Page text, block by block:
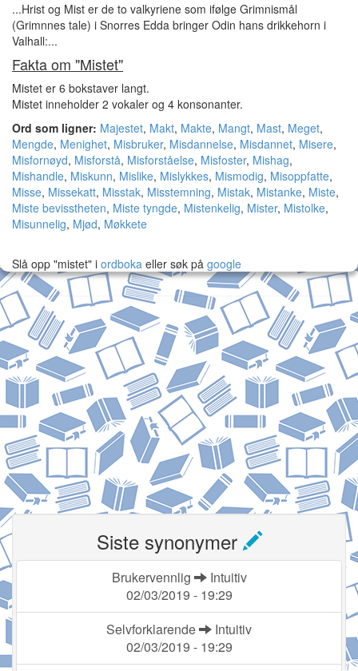
...Hrist og Mist er de to valkyriene som ifølge Grimnismål
(Grimnnes tale) i Snorres Edda bringer Odin hans drikkehorn i
Valhall:...
Fakta om "Mistet"
Mistet er 6 bokstaver langt.
Mistet inneholder 2 vokaler og 4 konsonanter.
Ord som ligner: Majestet, Makt, Makte, Mangt, Mast, Meget,
Mengde, Menighet, Misbruker, Misdannelse, Misdannet, Misere,
Misfornøyd, Misforstå, Misforståelse, Misfoster, Mishag,
Mishandle, Miskunn, Mislike, Mislykkes, Mismodig, Misoppfatte,
Misse, Missekatt, Misstak, Misstemning, Mistak, Mistanke, Miste,
Miste bevisstheten, Miste tyngde, Mistenkelig, Mister, Mistolke,
Misunnelig, Mjød, Møkkete
Slå opp "mistet" i ordboka eller søk på google
Siste synonymer
Brukervennlig
Intuitiv
02/03/2019 - 19:29
Selvforklarende
Intuitiv
02/03/2019 - 19:29